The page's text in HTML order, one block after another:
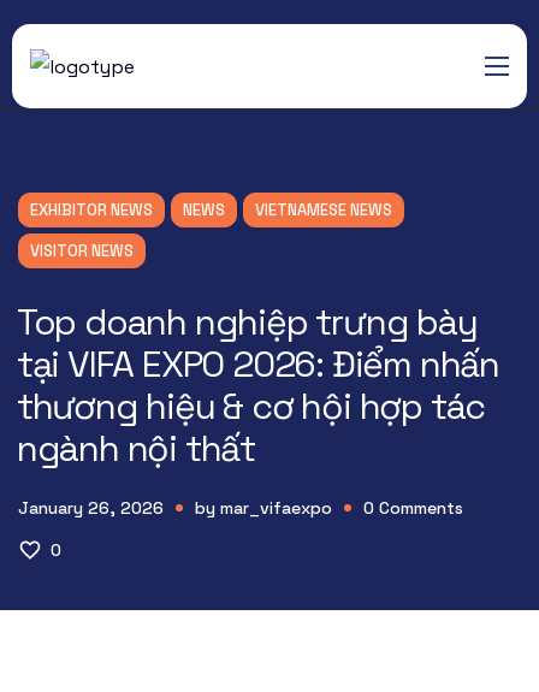
EXHIBITOR NEWS NEWS
VIETNAMESE NEWS
VISITOR NEWS
Top doanh nghiệp trưng bày
tại VIFA EXPO 2026: Điểm nhấn
thương hiệu & cơ hội hợp tác
ngành nội thất
January 26, 2026 by mar_vifaexpo 0 Comments
0